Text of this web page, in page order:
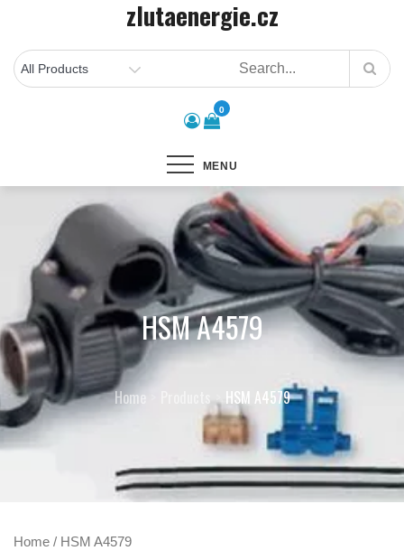
content
zlutaenergie.cz
0
MENU
HSM A4579
Home HSM A4579
Home / HSM A4579